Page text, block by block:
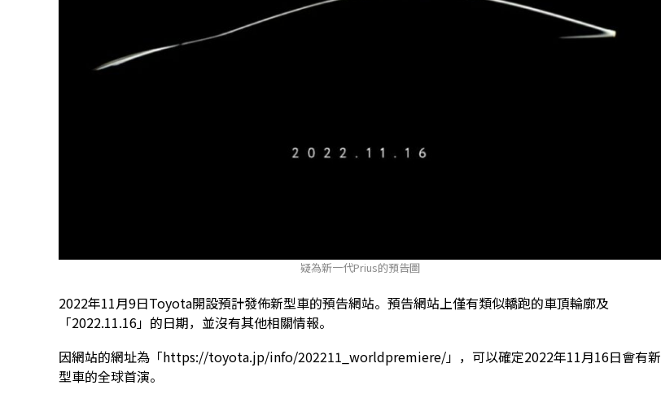
疑為新一代Prius的預告圖
2022年11月9日Toyota開設預計發佈新型車的預告網站。預告網站上僅有類似轎跑的車頂輪廓及
「2022.11.16」的日期，並沒有其他相關情報。
因網站的網址為「https://toyota.jp/info/202211_worldpremiere/」，可以確定2022年11月16日會有新
型車的全球首演。